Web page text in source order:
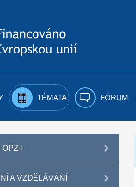
TÉMATA FÓRUM
OPZ+
A VZDĚLÁVÁNÍ